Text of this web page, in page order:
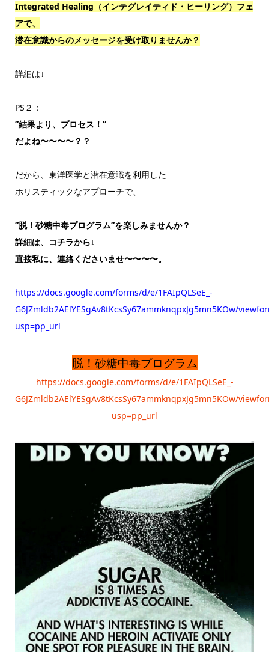
Integrated Healing（インテグレイティド・ヒーリング）フェ
アで、
潜在意識からのメッセージを受け取りませんか？
詳細は↓
PS２：
”結果より、プロセス！”
だよね〜〜〜〜？？
だから、東洋医学と潜在意識を利用した
ホリスティックなアプローチで、
”脱！砂糖中毒プログラム”を楽しみませんか？
詳細は、コチラから↓
直接私に、連絡くださいませ〜〜〜〜。
https://docs.google.com/forms/d/e/1FAIpQLSeE_-
G6JZmldb2AElYESgAv8tKcsSy67ammknqpxJg5mn5KOw/
usp=pp_url
脱！砂糖中毒プログラム
https://docs.google.com/forms/d/e/1FAIpQLSeE_-
G6JZmldb2AElYESgAv8tKcsSy67ammknqpxJg5mn5KOw/
usp=pp_url